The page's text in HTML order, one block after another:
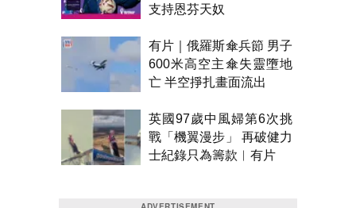
支持恩芬天奴
有片｜俄羅斯傘兵節 男子
600米高空主傘失靈墮地
亡 半空掙扎畫面流出
英國97歲中風婦第6次挑
戰「機翼漫步」 再破健力
士紀錄只為籌款︱有片